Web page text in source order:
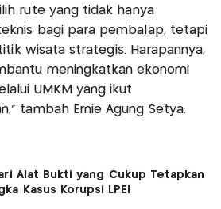
rute yang tidak hanya
bagi para pembalap, tetapi
wisata strategis. Harapannya,
meningkatkan ekonomi
UMKM yang ikut
tambah Ernie Agung Setya.
Alat Bukti yang Cukup Tetapkan
Kasus Korupsi LPEI